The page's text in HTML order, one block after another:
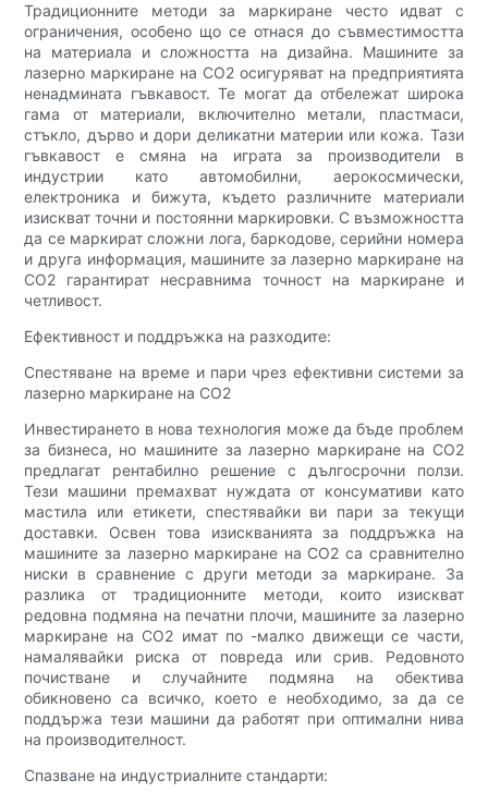
Традиционните методи за маркиране често идват с
ограничения, особено що се отнася до съвместимостта
на материала и сложността на дизайна. Машините за
лазерно маркиране на CO2 осигуряват на предприятията
ненадмината гъвкавост. Те могат да отбележат широка
гама от материали, включително метали, пластмаси,
стъкло, дърво и дори деликатни материи или кожа. Тази
гъвкавост е смяна на играта за производители в
индустрии като автомобилни, аерокосмически,
електроника и бижута, където различните материали
изискват точни и постоянни маркировки. С възможността
да се маркират сложни лога, баркодове, серийни номера
и друга информация, машините за лазерно маркиране на
CO2 гарантират несравнима точност на маркиране и
четливост.
Ефективност и поддръжка на разходите:
Спестяване на време и пари чрез ефективни системи за
лазерно маркиране на CO2
Инвестирането в нова технология може да бъде проблем
за бизнеса, но машините за лазерно маркиране на CO2
предлагат рентабилно решение с дългосрочни ползи.
Тези машини премахват нуждата от консумативи като
мастила или етикети, спестявайки ви пари за текущи
доставки. Освен това изискванията за поддръжка на
машините за лазерно маркиране на CO2 са сравнително
ниски в сравнение с други методи за маркиране. За
разлика от традиционните методи, които изискват
редовна подмяна на печатни плочи, машините за лазерно
маркиране на CO2 имат по -малко движещи се части,
намалявайки риска от повреда или срив. Редовното
почистване и случайните подмяна на обектива
обикновено са всичко, което е необходимо, за да се
поддържа тези машини да работят при оптимални нива
на производителност.
Спазване на индустриалните стандарти: